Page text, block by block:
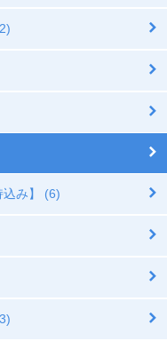
込み】 (6)